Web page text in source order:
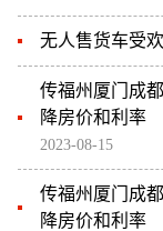
无人售货车受
传福州厦门成
降房价和利率
2023-08-15
传福州厦门成
降房价和利率